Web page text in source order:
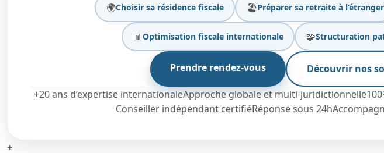
🌍Choisir sa résidence fiscale 🏖️Préparer sa retraite à l’étranger
📊Optimisation fiscale internationale 🧩Structuration
Prendre rendez-vous
Découvrir nos
+20 ans d’expertise internationaleApproche globale et multi-juridictionnelle
Conseiller indépendant certifiéRéponse sous 24h
+